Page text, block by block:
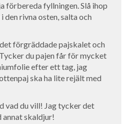
förbereda fyllningen. Slå ihop
den rivna osten, salta och
förgräddade pajskalet och
du pajen får för mycket
efter ett tag, jag
ska ha lite rejält med
vad du vill! Jag tycker det
skaldjur!